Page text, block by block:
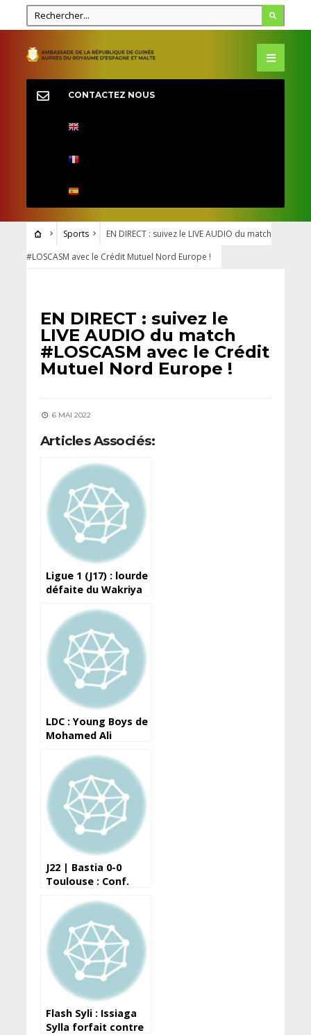
CONTACTEZ NOUS
Sports
EN DIRECT : suivez le LIVE AUDIO du match
#LOSCASM avec le Crédit Mutuel Nord Europe !
EN DIRECT : suivez le
LIVE AUDIO du match
#LOSCASM avec le Crédit
Mutuel Nord Europe !
6 MAI 2022
Articles Associés:
Ligue 1 (J17) : lourde
défaite du Wakriya
militaires tombent
devant Santoba
LDC : Young Boys de
Mohamed Ali
Manchester United
J22 | Bastia 0-0
Toulouse : Conf.
Brouard
Flash Syli : Issiaga
Sylla forfait contre